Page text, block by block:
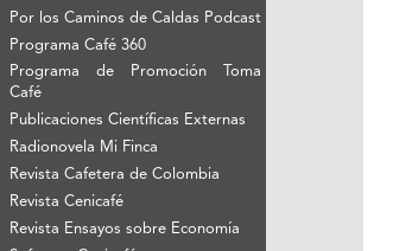
Por los Caminos de Caldas Podcast
Programa Café 360
Programa de Promoción Toma
Café
Publicaciones Científicas Externas
Radionovela Mi Finca
Revista Cafetera de Colombia
Revista Cenicafé
Revista Ensayos sobre Economía